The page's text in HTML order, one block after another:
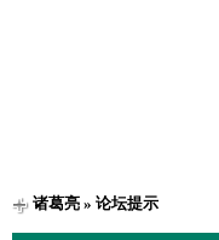
诸葛亮» 论坛提示